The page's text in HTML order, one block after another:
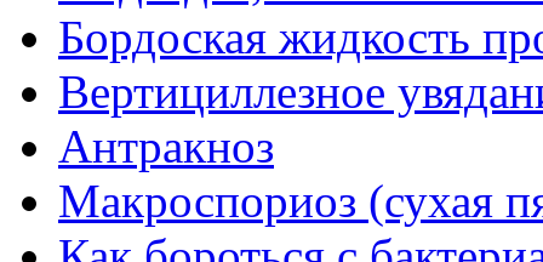
Бордоская жидкость
Вертициллезное
Антракноз
Макроспориоз (сухая